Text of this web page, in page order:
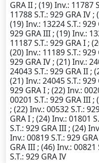
GRA II ; (19)Inv.: 11787
11788S.T.: 929 GRA IV ;
(19)Inv.: 13224S.T.: 929
929 GRA III ; (19)Inv.:
11187S.T.: 929 GRA I ;
(20)Inv.: 11189S.T.: 929
929 GRA IV ; (21)Inv.:
24043S.T.: 929 GRA II ;
(21)Inv.: 24045S.T.: 929
929 GRA I ; (22)Inv.:
00201 S.T.: 929 GRA III ;
; (22)Inv.: 00532S.T.:
GRA I ; (24)Inv.: 01801
S.T.: 929 GRA III ; (24)
Inv.: 00819S.T.: 929
GRA III ; (46)Inv.: 00821
S.T.: 929 GRA IV